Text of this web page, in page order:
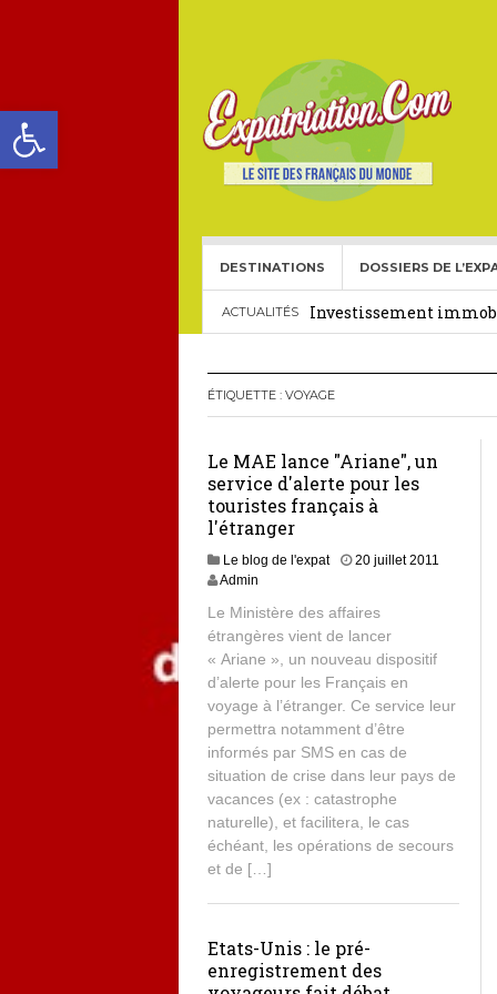
Ouvrir la barre d’outils
DESTINATIONS DOSSIERS DE
ACTUALITÉS
Choisir une école
Investissement
Crédit Immobilier pour
Le visa américain Gold
Héritage pour Français
ÉTIQUETTE : VOYAGE
Le MAE lance "Ariane", un
service d'alerte pour les
touristes français à
l'étranger
Le blog de l'expat
20 juillet 2011
Admin
Le Ministère des affaires
étrangères vient de lancer
« Ariane », un nouveau dispositif
d’alerte pour les Français en
voyage à l’étranger. Ce service leur
permettra notamment d’être
informés par SMS en cas de
situation de crise dans leur pays de
vacances (ex : catastrophe
naturelle), et facilitera, le cas
échéant, les opérations de secours
et de […]
Etats-Unis : le pré-
enregistrement des